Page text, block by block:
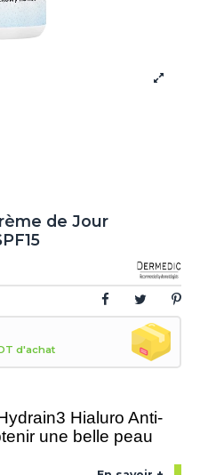
de Jour
d'achat
Hialuro Anti-
une belle peau